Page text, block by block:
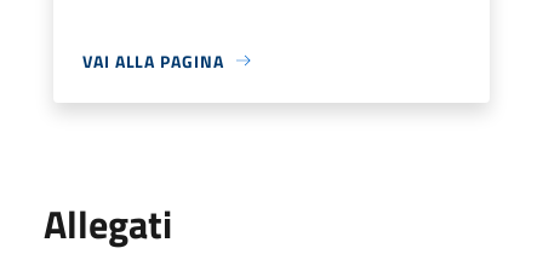
VAI ALLA PAGINA
Allegati